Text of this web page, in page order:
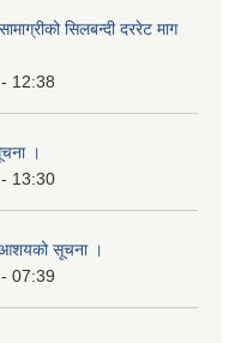
सिलबन्दी दररेट माग
12:38
।
13:30
आशयको सूचना ।
07:39